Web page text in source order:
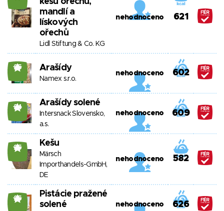
mandlí a
lískových
ořechů
Lidl Stiftung & Co. KG
nehodnoceno 621
25 Arašídy
Namex s.r.o.
nehodnoceno 602
24 Arašídy solené
Intersnack Slovensko,
a.s.
nehodnoceno 609
25 Kešu
Märsch
Importhandels-GmbH,
DE
nehodnoceno 582
25
Pistácie pražené
solené
nehodnoceno 626